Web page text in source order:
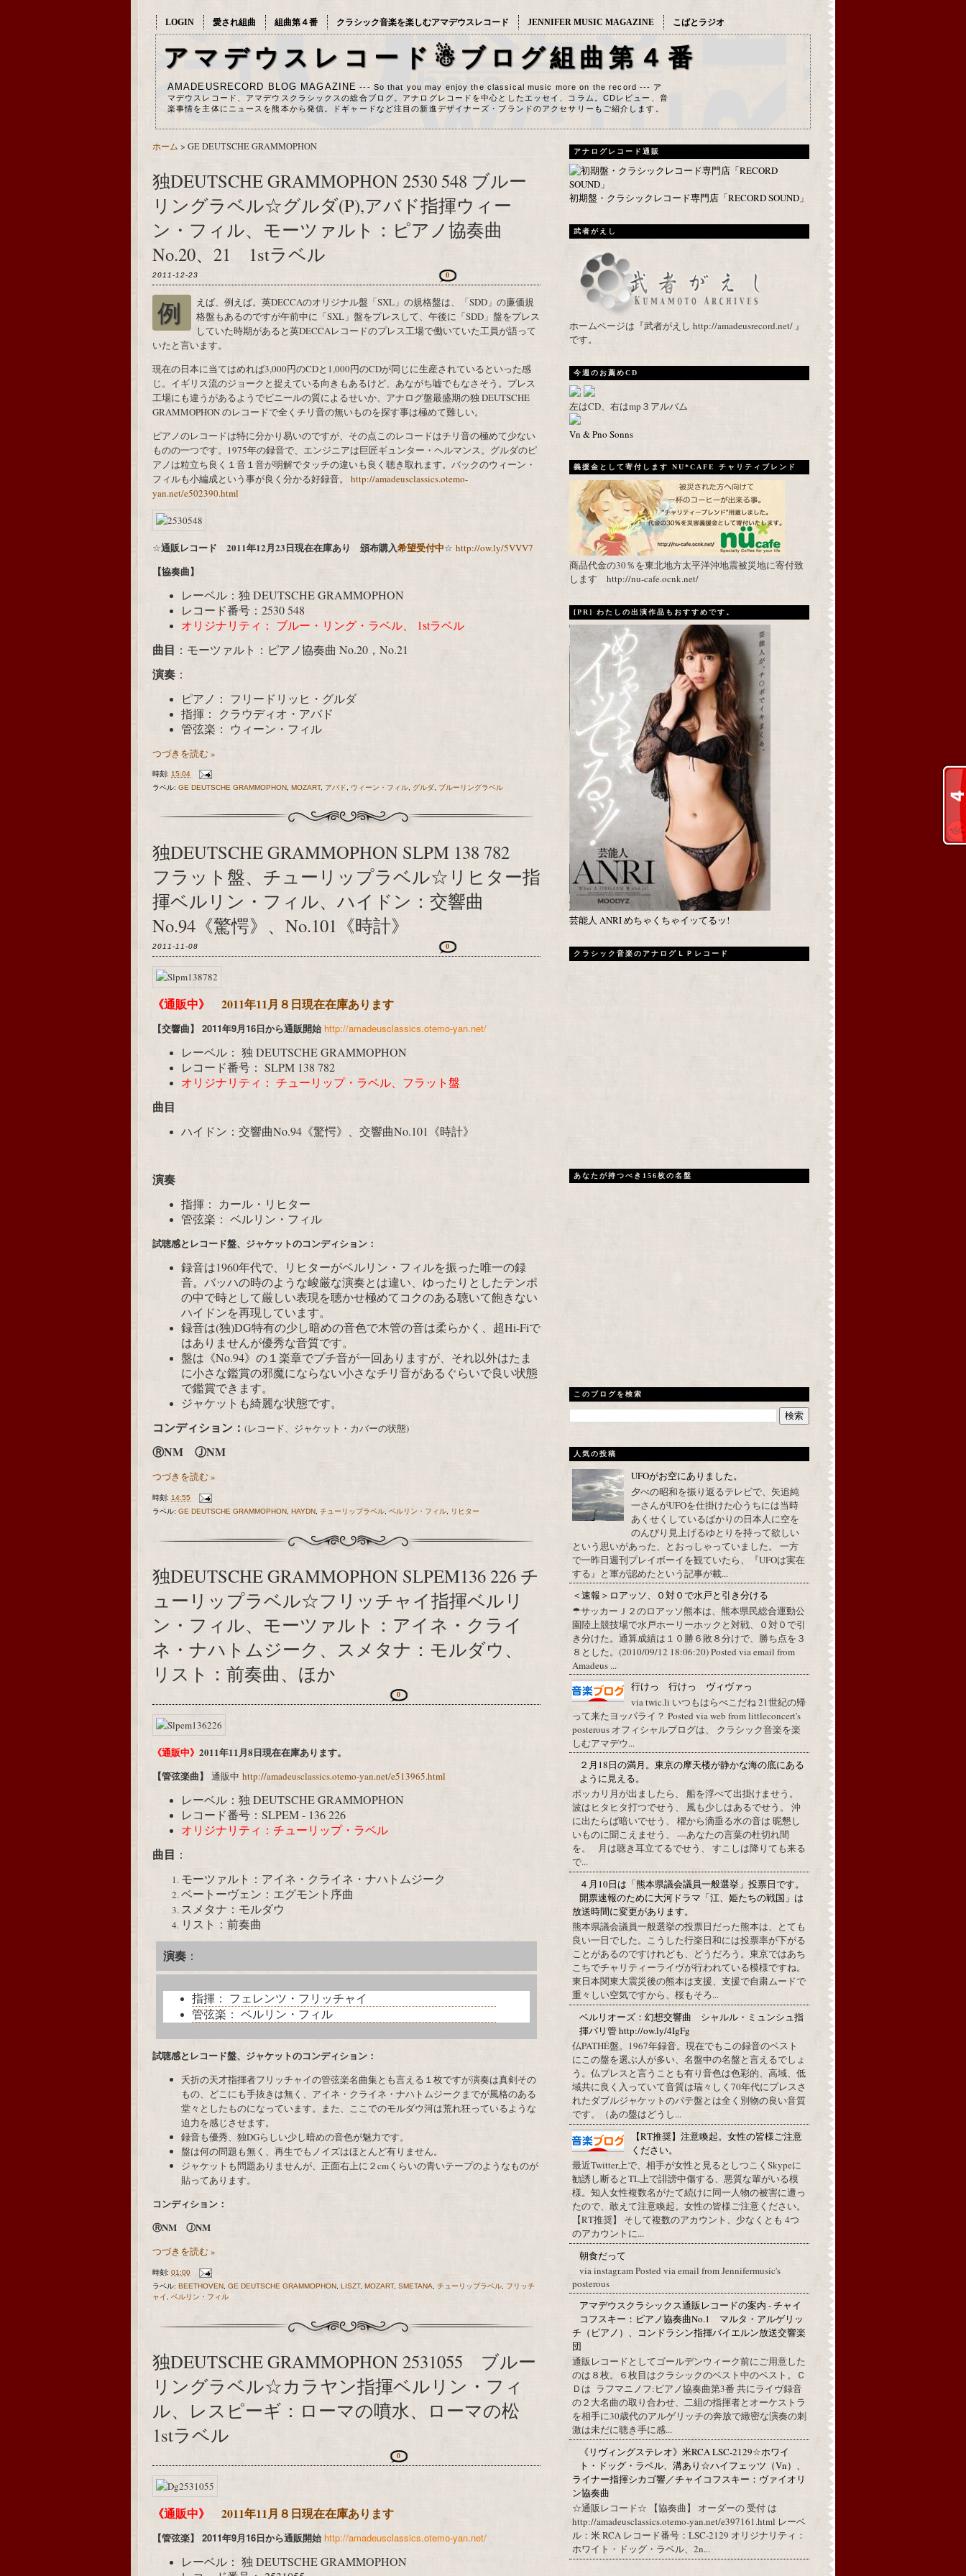
LOGIN 愛され組曲 組曲第４番 クラシック音楽を楽しむアマデウスレコード JENNIFER MUSIC MAGAZINE こばとラジオ
アマデウスレコード☃ブログ組曲第４番
AMADEUSRECORD BLOG MAGAZINE --- So that you may enjoy the classical music more on the record --- ア
マデウスレコード、アマデウスクラシックスの総合ブログ。アナログレコードを中心としたエッセイ、コラム。CDレビュー、音
楽事情を主体にニュースを熊本から発信。ドギャードなど注目の新進デザイナーズ・ブランドのアクセサリーもご紹介します。
ホーム > GE DEUTSCHE GRAMMOPHON
独DEUTSCHE GRAMMOPHON 2530 548 ブルー
リングラベル☆グルダ(P),アバド指揮ウィー
ン・フィル、モーツァルト：ピアノ協奏曲
No.20、21 1stラベル
2011-12-23 0
例えば、例えば。英DECCAのオリジナル盤「SXL」の規格盤は、「SDD」の廉価規
格盤もあるのですが午前中に「SXL」盤をプレスして、午後に「SDD」盤をプレス
していた時期があると英DECCAレコードのプレス工場で働いていた工員が語って
いたと言います。
現在の日本に当てはめれば3,000円のCDと1,000円のCDが同じに生産されているといった感
じ。イギリス流のジョークと捉えている向きもあるけど、あながち嘘でもなさそう。プレス
工場にも違うがあるようでビニールの質によるせいか、アナログ盤最盛期の独 DEUTSCHE
GRAMMOPHON のレコードで全くチリ音の無いものを探す事は極めて難しい。
ピアノのレコードは特に分かり易いのですが、その点このレコードはチリ音の極めて少ない
ものの一つです。1975年の録音で、エンジニアは巨匠ギュンター・ヘルマンス。グルダのピ
アノは粒立ち良く１音１音が明解でタッチの違いも良く聴き取れます。バックのウィーン・
フィルも小編成という事が良く分かる好録音。 http://amadeusclassics.otemo-
yan.net/e502390.html
☆通販レコード 2011年12月23日現在在庫あり 頒布購入希望受付中☆ http://ow.ly/5VVV7
【協奏曲】
レーベル：独 DEUTSCHE GRAMMOPHON
レコード番号：2530 548
オリジナリティ： ブルー・リング・ラベル、 1stラベル
曲目 ：モーツァルト：ピアノ協奏曲 No.20，No.21
演奏 ：
ピアノ： フリードリッヒ・グルダ
指揮： クラウディオ・アバド
管弦楽：
ウィーン・フィル
つづきを読む »
時刻: 15:04
ラベル: GE DEUTSCHE GRAMMOPHON, MOZART, アバド, ウィーン・フィル, グルダ, ブルーリングラベル
独DEUTSCHE GRAMMOPHON SLPM 138 782
フラット盤、チューリップラベル☆リヒター指
揮ベルリン・フィル、ハイドン：交響曲
No.94《驚愕》、No.101《時計》
2011-11-08 0
《通販中》 2011年11月８日現在在庫あります
【交響曲】 2011年9月16日から通販開始 http://amadeusclassics.otemo-yan.net/
レーベル： 独 DEUTSCHE GRAMMOPHON
レコード番号： SLPM 138 782
オリジナリティ： チューリップ・ラベル、フラット盤
曲目
ハイドン：交響曲No.94《驚愕》、交響曲No.101《時計》
演奏
指揮：
カール・リヒター
管弦楽： ベルリン・フィル
試聴感とレコード盤、ジャケットのコンディション：
録音は1960年代で、リヒターがベルリン・フィルを振った唯一の録
音。バッハの時のような峻厳な演奏とは違い、ゆったりとしたテンポ
の中で時として厳しい表現を聴かせ極めてコクのある聴いて飽きない
ハイドンを再現しています。
録音は(独)DG特有の少し暗めの音色で木管の音は柔らかく、超Hi-Fiで
はありませんが優秀な音質です。
盤は《No.94》の１楽章でプチ音が一回ありますが、それ以外はたま
に小さな鑑賞の邪魔にならない小さなチリ音があるぐらいで良い状態
で鑑賞できます。
ジャケットも綺麗な状態です。
コンディション： (レコード、ジャケット・カバーの状態)
ⓇNM ⒿNM
つづきを読む »
時刻: 14:55
ラベル: GE DEUTSCHE GRAMMOPHON HAYDN チューリップラベル ベルリン・フィル リヒター
独DEUTSCHE GRAMMOPHON SLPEM136 226 チ
ューリップラベル☆フリッチャイ指揮ベルリ
ン・フィル、モーツァルト：アイネ・クライ
ネ・ナハトムジーク、スメタナ：モルダウ、
リスト：前奏曲、ほか
0
《通販中》 2011年11月8日現在在庫あります。
【管弦楽曲】
通販中 http://amadeusclassics.otemo-yan.net/e513965.html
レーベル：独 DEUTSCHE GRAMMOPHON
レコード番号：SLPEM - 136 226
オリジナリティ：チューリップ・ラベル
曲目 ：
モーツァルト：アイネ・クライネ・ナハトムジーク
ベートーヴェン：エグモント序曲
スメタナ：モルダウ
リスト：前奏曲
演奏 ：
指揮： フェレンツ・フリッチャイ
管弦楽： ベルリン・フィル
試聴感とレコード盤、ジャケットのコンディション：
夭折の天才指揮者フリッチャイの管弦楽名曲集とも言える１枚ですが演奏は真剣その
もの、どこにも手抜きは無く、アイネ・クライネ・ナハトムジークまでが風格のある
堂々としたものになっています。また、ここでのモルダウ河は荒れ狂っているような
迫力を感じさせます。
録音も優秀、独DGらしい少し暗めの音色が魅力です。
盤は何の問題も無く、再生でもノイズはほとんど有りません。
ジャケットも問題ありませんが、正面右上に２cmくらいの青いテープのようなものが
貼ってあります。
コンディション：
ⓇNM ⒿNM
つづきを読む »
時刻: 01:00
ラベル: BEETHOVEN GE DEUTSCHE GRAMMOPHON LISZT, MOZART, SMETANA チューリップラベル
フリッチ
ャイ
ベルリン・フィル
独DEUTSCHE GRAMMOPHON 2531055 ブルー
リングラベル☆カラヤン指揮ベルリン・フィ
ル、レスピーギ：ローマの噴水、ローマの松
1stラベル
0
《通販中》 2011年11月８日現在在庫あります
【管弦楽】 2011年9月16日から通販開始 http://amadeusclassics.otemo-yan.net/
レーベル： 独 DEUTSCHE GRAMMOPHON
アナログレコード通販
初期盤・クラシックレコード専門店「RECORD SOUND」
武者がえし
ホームページは『武者がえし http://amadeusrecord.net/ 』
です。
今週のお薦めCD
左はCD、右はmp３アルバム
Vn & Pno Sonns
義援金として寄付します NU*CAFE チャリティブレンド
商品代金の30％を東北地方太平洋沖地震被災地に寄付致
します http://nu-cafe.ocnk.net/
[PR] わたしの出演作品もおすすめです。
芸能人 ANRI めちゃくちゃイッてるッ!
クラシック音楽のアナログＬＰレコード
あなたが持つべき156枚の名盤
このブログを検索
人気の投稿
UFOがお空にありました。
夕べの昭和を振り返るテレビで、矢追純
一さんがUFOを仕掛けた心うちには当時
あくせくしているばかりの日本人に空を
のんびり見上げるゆとりを持って欲しい
という思いがあった、とおっしゃっていました。 一方
で一昨日週刊プレイボーイを観ていたら、『UFOは実在
する』と軍が認めたという記事が載...
＜速報＞ロアッソ、０対０で水戸と引き分ける
☂サッカーＪ２のロアッソ熊本は、熊本県民総合運動公
園陸上競技場で水戸ホーリーホックと対戦、０対０で引
き分けた。通算成績は１０勝６敗８分けで、勝ち点を３
８とした。(2010/09/12 18:06:20) Posted via email from
Amadeus ...
行けっ 行けっ ヴィヴァっ
via twic.li いつもはらぺこだね 21世紀の帰
って来たヨッパライ？ Posted via web from littleconcert's
posterous オフィシャルブログは、 クラシック音楽を楽
しむアマデウ...
２月18日の満月。東京の摩天楼が静かな海の底にある
ように見える。
ポッカリ月が出ましたら、 船を浮べて出掛けませう。
波はヒタヒタ打つでせう、 風も少しはあるでせう。 沖
に出たらば暗いでせう、 櫂から滴垂る水の音は 昵懇し
いものに聞こえませう、 —あなたの言葉の杜切れ間
を。 月は聴き耳立てるでせう、 すこしは降りても来る
で...
４月10日は「熊本県議会議員一般選挙」投票日です。
開票速報のために大河ドラマ「江、姫たちの戦国」は
放送時間に変更があります。
熊本県議会議員一般選挙の投票日だった熊本は、とても
良い一日でした。こうした行楽日和には投票率が下がる
ことがあるのですけれども、どうだろう。東京ではあち
こちでチャリティーライヴが行われている模様ですね。
東日本関東大震災後の熊本は支援、支援で自粛ムードで
重々しい空気ですから、桜もそろ...
ベルリオーズ：幻想交響曲 シャルル・ミュンシュ指
揮パリ管 http://ow.ly/4IgFg
仏PATHÉ盤。1967年録音。現在でもこの録音のベスト
にこの盤を選ぶ人が多い、名盤中の名盤と言えるでしょ
う。仏プレスと言うことも有り音色は色彩的、高域、低
域共に良く入っていて音質は瑞々しく70年代にプレスさ
れたダブルジャケットのパテ盤とは全く別物の良い音質
です。（あの盤はどうし...
【RT推奨】注意喚起。女性の皆様ご注意
ください。
最近Twitter上で、相手が女性と見るとしつこくSkypeに
勧誘し断るとTL上で誹謗中傷する、悪質な輩がいる模
様。知人女性複数名がたて続けに同一人物の被害に遭っ
たので、敢えて注意喚起。女性の皆様ご注意ください。
【RT推奨】 そして複数のアカウント、少なくとも 4つ
のアカウントに...
朝食だって
via instagr.am Posted via email from Jennifermusic's
posterous
アマデウスクラシックス通販レコードの案内 - チャイ
コフスキー：ピアノ協奏曲No.1 マルタ・アルゲリッ
チ（ピアノ）、コンドラシン指揮バイエルン放送交響楽
団
通販レコードとしてゴールデンウィーク前にご用意した
のは８枚。６枚目はクラシックのベスト中のベスト。Ｃ
Ｄは ラフマニノフ:ピアノ協奏曲第3番 共にライヴ録音
の２大名曲の取り合わせ、二組の指揮者とオーケストラ
を相手に30歳代のアルゲリッチの奔放で緻密な演奏の刺
激は未だに聴き手に感...
《リヴィングステレオ》米RCA LSC-2129☆ホワイ
ト・ドッグ・ラベル、溝あり☆ハイフェッツ（Vn）、
ライナー指揮シカゴ響／チャイコフスキー：ヴァイオリ
ン協奏曲
☆通販レコード☆ 【協奏曲】 オーダーの 受付 は
http://amadeusclassics.otemo-yan.net/e397161.html レーベ
ル：米 RCA レコード番号：LSC-2129 オリジナリティ：
ホワイト・ドッグ・ラベル、2n...